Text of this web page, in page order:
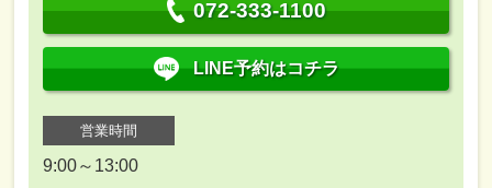
072-333-1100
LINE予約はコチラ
営業時間
9:00～13:00